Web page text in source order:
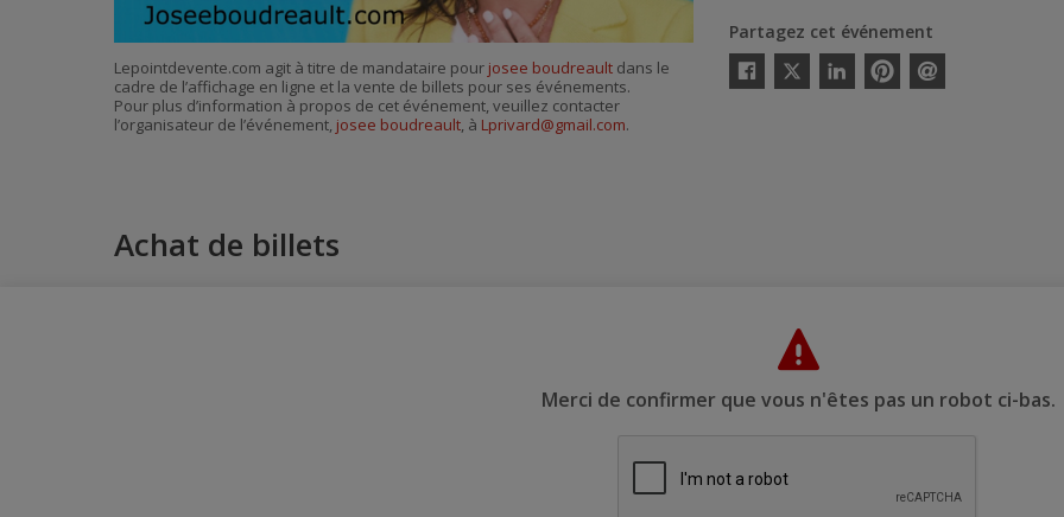
Partagez cet événement
Facebook
Twitter
LinkedinPinterestEnvoyer
Lepointdevente.com agit à titre de mandataire pour josee boudreault dans le
cadre de l’affichage en ligne et la vente de billets pour ses événements.
Pour plus d’information à propos de cet événement, veuillez contacter
l’organisateur de l’événement, josee boudreault, à Lprivard@gmail.com.
Achat de billets
Merci de confirmer que vous n'êtes pas un robot ci-bas.